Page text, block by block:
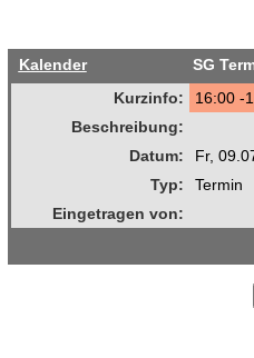
Kalender
SG
Kurzinfo:
16:00 -
Beschreibung:
Datum:
Fr,
Typ:
Termin
Eingetragen von: